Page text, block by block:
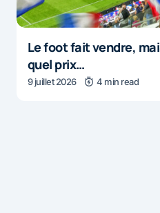
Le foot fait vendre,
quel prix…
9 juillet 2026 4 min read